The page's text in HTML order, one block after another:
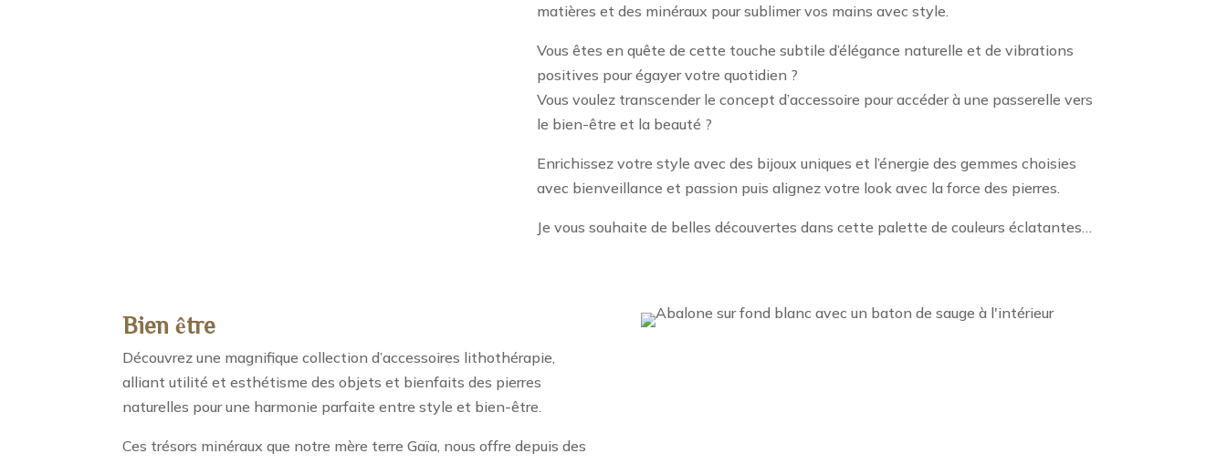
matières et des minéraux pour sublimer vos mains avec style.
Vous êtes en quête de cette touche subtile d’élégance naturelle et de vibrations
positives pour égayer votre quotidien ?
Vous voulez transcender le concept d’accessoire pour accéder à une passerelle vers
le bien-être et la beauté ?
Enrichissez votre style avec des bijoux uniques et l’énergie des gemmes choisies
avec bienveillance et passion puis alignez votre look avec la force des pierres.
Je vous souhaite de belles découvertes dans cette palette de couleurs éclatantes…
Bien être
Découvrez une magnifique collection d’accessoires lithothérapie,
alliant utilité et esthétisme des objets et bienfaits des pierres
naturelles pour une harmonie parfaite entre style et bien-être.
Ces trésors minéraux que notre mère terre Gaïa, nous offre depuis des